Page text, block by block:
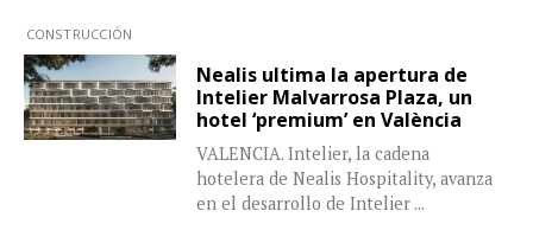
CONSTRUCCIÓN
Nealis ultima la apertura de
Intelier Malvarrosa Plaza, un
hotel ‘premium’ en València
VALENCIA. Intelier, la cadena
hotelera de Nealis Hospitality, avanza
en el desarrollo de Intelier ...